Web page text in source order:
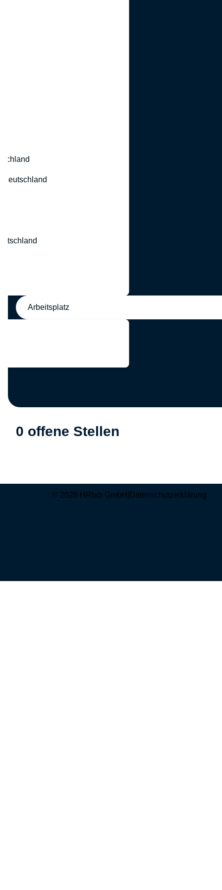
Arbeitsplatz
0 offene Stellen
© 2026 HRlab GmbH Datenschutzerklärung